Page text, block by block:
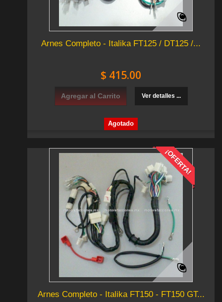
Arnes Completo - Italika FT125 / DT125 /...
$ 415.00
Agregar al Carrito Ver detalles ...
Agotado
¡OFERTA!
Arnes Completo - Italika FT150 - FT150 GT...